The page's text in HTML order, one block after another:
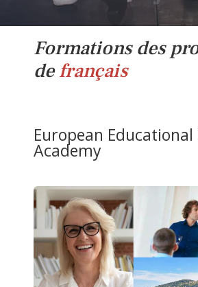
Formations des
defrançais
European
Academy